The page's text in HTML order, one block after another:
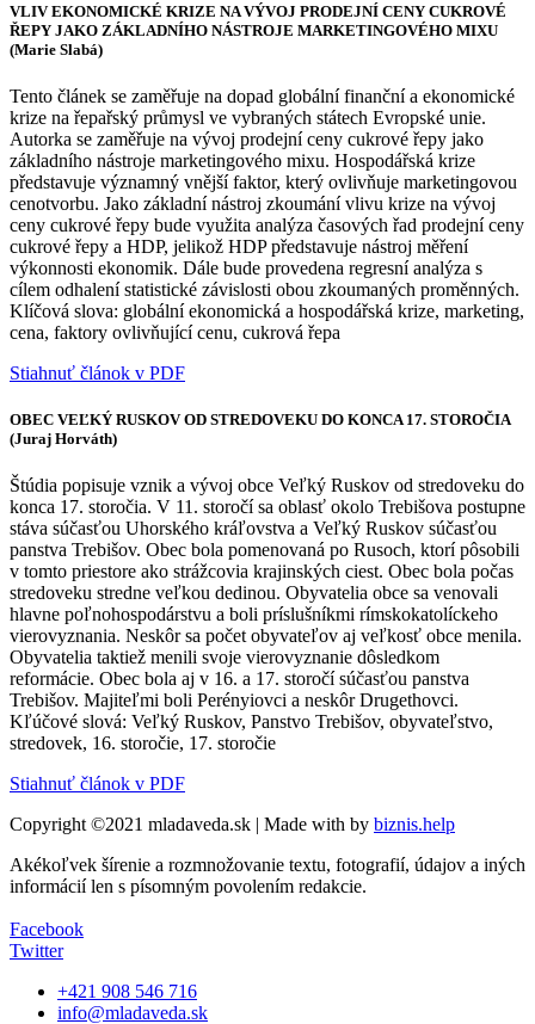
VLIV EKONOMICKÉ KRIZE NA VÝVOJ PRODEJNÍ CENY CUKROVÉ
ŘEPY JAKO ZÁKLADNÍHO NÁSTROJE MARKETINGOVÉHO MIXU
(Marie Slabá)
Tento článek se zaměřuje na dopad globální finanční a ekonomické
krize na řepařský průmysl ve vybraných státech Evropské unie.
Autorka se zaměřuje na vývoj prodejní ceny cukrové řepy jako
základního nástroje marketingového mixu. Hospodářská krize
představuje významný vnější faktor, který ovlivňuje marketingovou
cenotvorbu. Jako základní nástroj zkoumání vlivu krize na vývoj
ceny cukrové řepy bude využita analýza časových řad prodejní ceny
cukrové řepy a HDP, jelikož HDP představuje nástroj měření
výkonnosti ekonomik. Dále bude provedena regresní analýza s
cílem odhalení statistické závislosti obou zkoumaných proměnných.
Klíčová slova: globální ekonomická a hospodářská krize, marketing,
cena, faktory ovlivňující cenu, cukrová řepa
Stiahnuť článok v PDF
OBEC VEĽKÝ RUSKOV OD STREDOVEKU DO KONCA 17. STOROČIA
(Juraj Horváth)
Štúdia popisuje vznik a vývoj obce Veľký Ruskov od stredoveku do
konca 17. storočia. V 11. storočí sa oblasť okolo Trebišova postupne
stáva súčasťou Uhorského kráľovstva a Veľký Ruskov súčasťou
panstva Trebišov. Obec bola pomenovaná po Rusoch, ktorí pôsobili
v tomto priestore ako strážcovia krajinských ciest. Obec bola počas
stredoveku stredne veľkou dedinou. Obyvatelia obce sa venovali
hlavne poľnohospodárstvu a boli príslušníkmi rímskokatolíckeho
vierovyznania. Neskôr sa počet obyvateľov aj veľkosť obce menila.
Obyvatelia taktiež menili svoje vierovyznanie dôsledkom
reformácie. Obec bola aj v 16. a 17. storočí súčasťou panstva
Trebišov. Majiteľmi boli Perényiovci a neskôr Drugethovci.
Kľúčové slová: Veľký Ruskov, Panstvo Trebišov, obyvateľstvo,
stredovek, 16. storočie, 17. storočie
Stiahnuť článok v PDF
Copyright ©2021 mladaveda.sk | Made with by biznis.help
Akékoľvek šírenie a rozmnožovanie textu, fotografií, údajov a iných
informácií len s písomným povolením redakcie.
Facebook
Twitter
+421 908 546 716
info@mladaveda.sk